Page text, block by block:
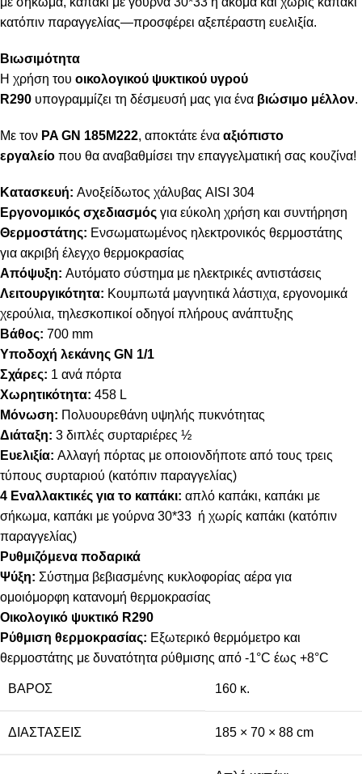
κατόπιν παραγγελίας—προσφέρει αξεπέραστη ευελιξία.
Βιωσιμότητα
Η χρήση του οικολογικού ψυκτικού υγρού
R290 υπογραμμίζει τη δέσμευσή μας για ένα βιώσιμο μέλλον.
Με τον PA GN 185M222, αποκτάτε ένα αξιόπιστο
εργαλείο που θα αναβαθμίσει την επαγγελματική σας κουζίνα!
Κατασκευή: Ανοξείδωτος χάλυβας AISI 304
Εργονομικός σχεδιασμός για εύκολη χρήση και συντήρηση
Θερμοστάτης: Ενσωματωμένος ηλεκτρονικός θερμοστάτης
για ακριβή έλεγχο θερμοκρασίας
Απόψυξη: Αυτόματο σύστημα με ηλεκτρικές αντιστάσεις
Λειτουργικότητα: Κουμπωτά μαγνητικά λάστιχα, εργονομικά
χερούλια, τηλεσκοπικοί οδηγοί πλήρους ανάπτυξης
Βάθος: 700 mm
Υποδοχή λεκάνης GN 1/1
Σχάρες: 1 ανά πόρτα
Χωρητικότητα: 458 L
Μόνωση: Πολυουρεθάνη υψηλής πυκνότητας
Διάταξη: 3 διπλές συρταριέρες ½
Ευελιξία: Αλλαγή πόρτας με οποιονδήποτε από τους τρεις
τύπους συρταριού (κατόπιν παραγγελίας)
4 Εναλλακτικές για το καπάκι: απλό καπάκι, καπάκι με
σήκωμα, καπάκι με γούρνα 30*33 ή χωρίς καπάκι (κατόπιν
παραγγελίας)
Ρυθμιζόμενα ποδαρικά
Ψύξη: Σύστημα βεβιασμένης κυκλοφορίας αέρα για
ομοιόμορφη κατανομή θερμοκρασίας
Οικολογικό ψυκτικό R290
Ρύθμιση θερμοκρασίας: Εξωτερικό θερμόμετρο και
θερμοστάτης με δυνατότητα ρύθμισης από -1°C έως +8°C
ΒΆΡΟΣ 160 κ.
ΔΙΑΣΤΆΣΕΙΣ 185 × 70 × 88 cm